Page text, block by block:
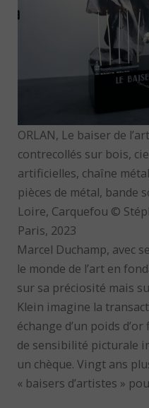
ORLAN, Le baiser de
contrecollés sur bois,
artificielles, chaîne
pièces de métal, bande
Loire, Carquefou ©
Paris, 2023
Marcel Duchamp, avec
le monde de l’art en
sur sa préciosité mais
Klein imagine la
échange d’un poids
de sensibilité picturale
un chèque. Vingt ans
« baisers d’artistes »